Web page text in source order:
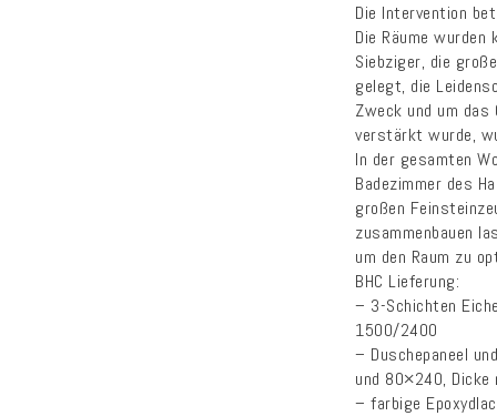
Die Intervention
Die Räume
Siebziger, die
gelegt, die
Zweck und um
verstärkt wurde,
In der gesamten
Badezimmer des
großen
zusammenbauen
um den Raum zu
BHC Lieferung:
– 3-Schichten
1500/2400
– Duschepaneel
und 80×240, Dicke
– farbige